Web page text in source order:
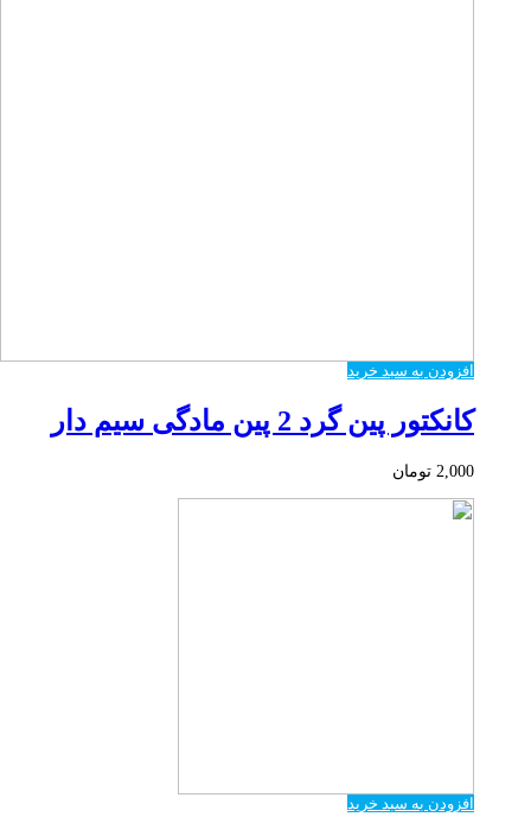
افزودن به سبد خرید
کانکتور پین گرد 2 پین مادگی سیم دار
2,000 تومان
افزودن به سبد خرید